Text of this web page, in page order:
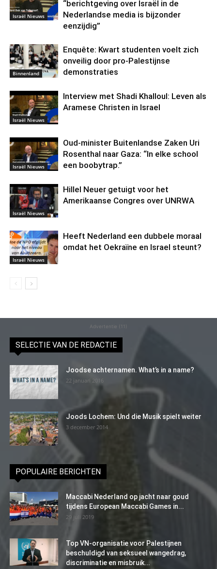
Israël Nieuws
“berichtgeving over Israël in de
Nederlandse media is bijzonder
eenzijdig”
Binnenland
Enquête: Kwart studenten voelt zich
onveilig door pro-Palestijnse
demonstraties
Israël Nieuws
Interview met Shadi Khalloul: Leven als
Aramese Christen in Israel
Israël Nieuws
Oud-minister Buitenlandse Zaken Uri
Rosenthal naar Gaza: “In elke school
een boobytrap.”
Israël Nieuws
Hillel Neuer getuigt voor het
Amerikaanse Congres over UNRWA
Israël Nieuws
Heeft Nederland een dubbele moraal
omdat het Oekraïne en Israel steunt?
Advertentie (11)
SELECTIE VAN DE REDACTIE
Joodse achternamen. What’s in a name?
22 januari 2016
Joods Lochem: Und die Musik spielt weiter
3 december 2014
POPULAIRE BERICHTEN
Maccabi Nederland op jacht naar goud
tijdens European Maccabi Games in...
29 juli 2019
Top VN-organisatie voor Palestijnen
beschuldigd van seksueel wangedrag,
discriminatie en misbruik...